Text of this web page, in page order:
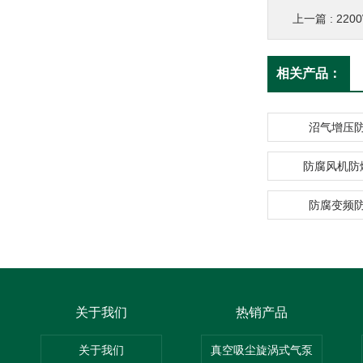
上一篇 :
相关产品：
沼气增压
防腐风机
防腐变频
关于我们
关于我们
热销产品
真空吸尘旋涡式气泵